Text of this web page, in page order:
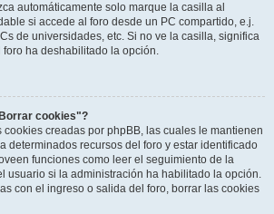
automáticamente solo marque la casilla al
si accede al foro desde un PC compartido, e.j.
de universidades, etc. Si no ve la casilla, significa
ha deshabilitado la opción.
cookies"?
cookies creadas por phpBB, las cuales le mantienen
determinados recursos del foro y estar identificado
funciones como leer el seguimiento de la
usuario si la administración ha habilitado la opción.
con el ingreso o salida del foro, borrar las cookies